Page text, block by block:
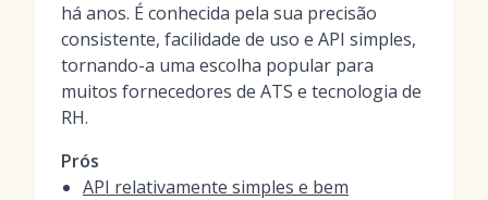
há anos. É conhecida pela sua precisão
consistente, facilidade de uso e API simples,
tornando-a uma escolha popular para
muitos fornecedores de ATS e tecnologia de
RH.
Prós
API relativamente simples e bem